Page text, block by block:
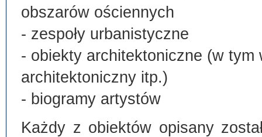
obszarów ościennych
- zespoły urbanistyczne
- obiekty architektoniczne (w
architektoniczny itp.)
- biogramy artystów
Każdy z obiektów opisany